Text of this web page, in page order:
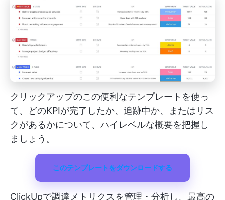
クリックアップのこの便利なテンプレートを使っ
て、どのKPIが完了したか、追跡中か、またはリス
クがあるかについて、ハイレベルな概要を把握し
ましょう。
このテンプレートをダウンロードする
ClickUpで調達メトリクスを管理・分析し、最高の